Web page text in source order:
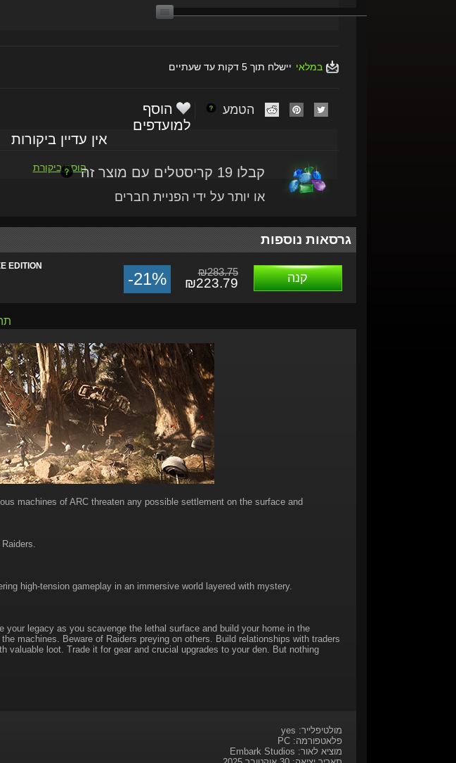
אין עדיין ביקורות
הוסף ביקורת
במלאי יישלח תוך 5 דקות עד שעתיים
הטמע
הוסף
למועדפים
קבלו 19 קריסטלים עם מוצר זה
או יותר על ידי הפניית חברים
גרסאות נוספות
EDITION
קנה -21% ₪283.75
₪223.79
machines of ARC threaten any possible settlement on the surface and
high-tension gameplay in an immersive world layered with mystery.
your legacy as you scavenge the lethal surface and build your home in the
machines. Beware of Raiders preying on others. Build relationships with traders
valuable loot. Trade it for gear and crucial upgrades to your den. But nothing
מולטיפלייר: yes
פלאטפורמה: PC
מוציא לאור: Embark Studios